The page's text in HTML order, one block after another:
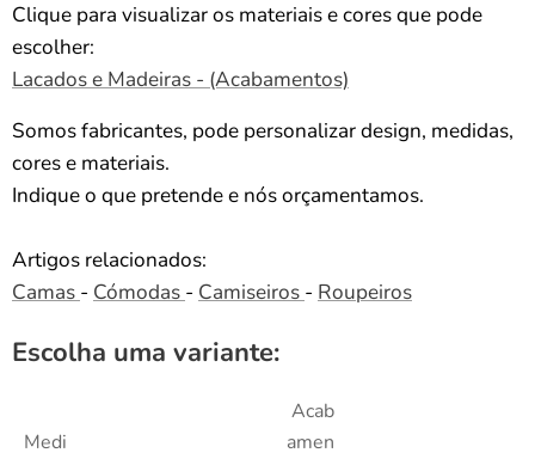
Clique para visualizar os materiais e cores que pode
escolher:
Lacados e Madeiras - (Acabamentos)
Somos fabricantes, pode personalizar design, medidas,
cores e materiais.
Indique o que pretende e nós orçamentamos.
Artigos relacionados:
Camas - Cómodas - Camiseiros - Roupeiros
Escolha uma variante:
Medi
Acab
amen